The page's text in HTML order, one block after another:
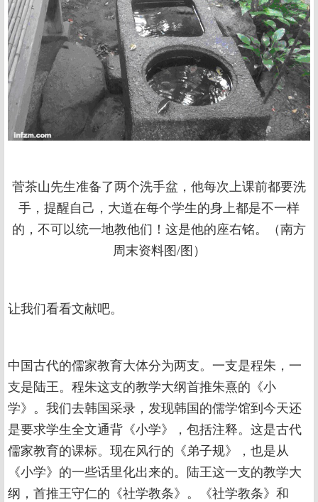
菅茶山先生准备了两个洗手盆，他每次上课前都要洗
手，提醒自己，大道在每个学生的身上都是不一样
的，不可以统一地教他们！这是他的座右铭。（南方
周末资料图/图）
让我们看看文献吧。
中国古代的儒家教育大体分为两支。一支是程朱，一
支是陆王。程朱这支的教学大纲首推朱熹的《小
学》。我们去韩国采录，发现韩国的儒学馆到今天还
是要求学生全文通背《小学》，包括注释。这是古代
儒家教育的课标。现在风行的《弟子规》，也是从
《小学》的一些话里化出来的。陆王这一支的教学大
纲，首推王守仁的《社学教条》。《社学教条》和